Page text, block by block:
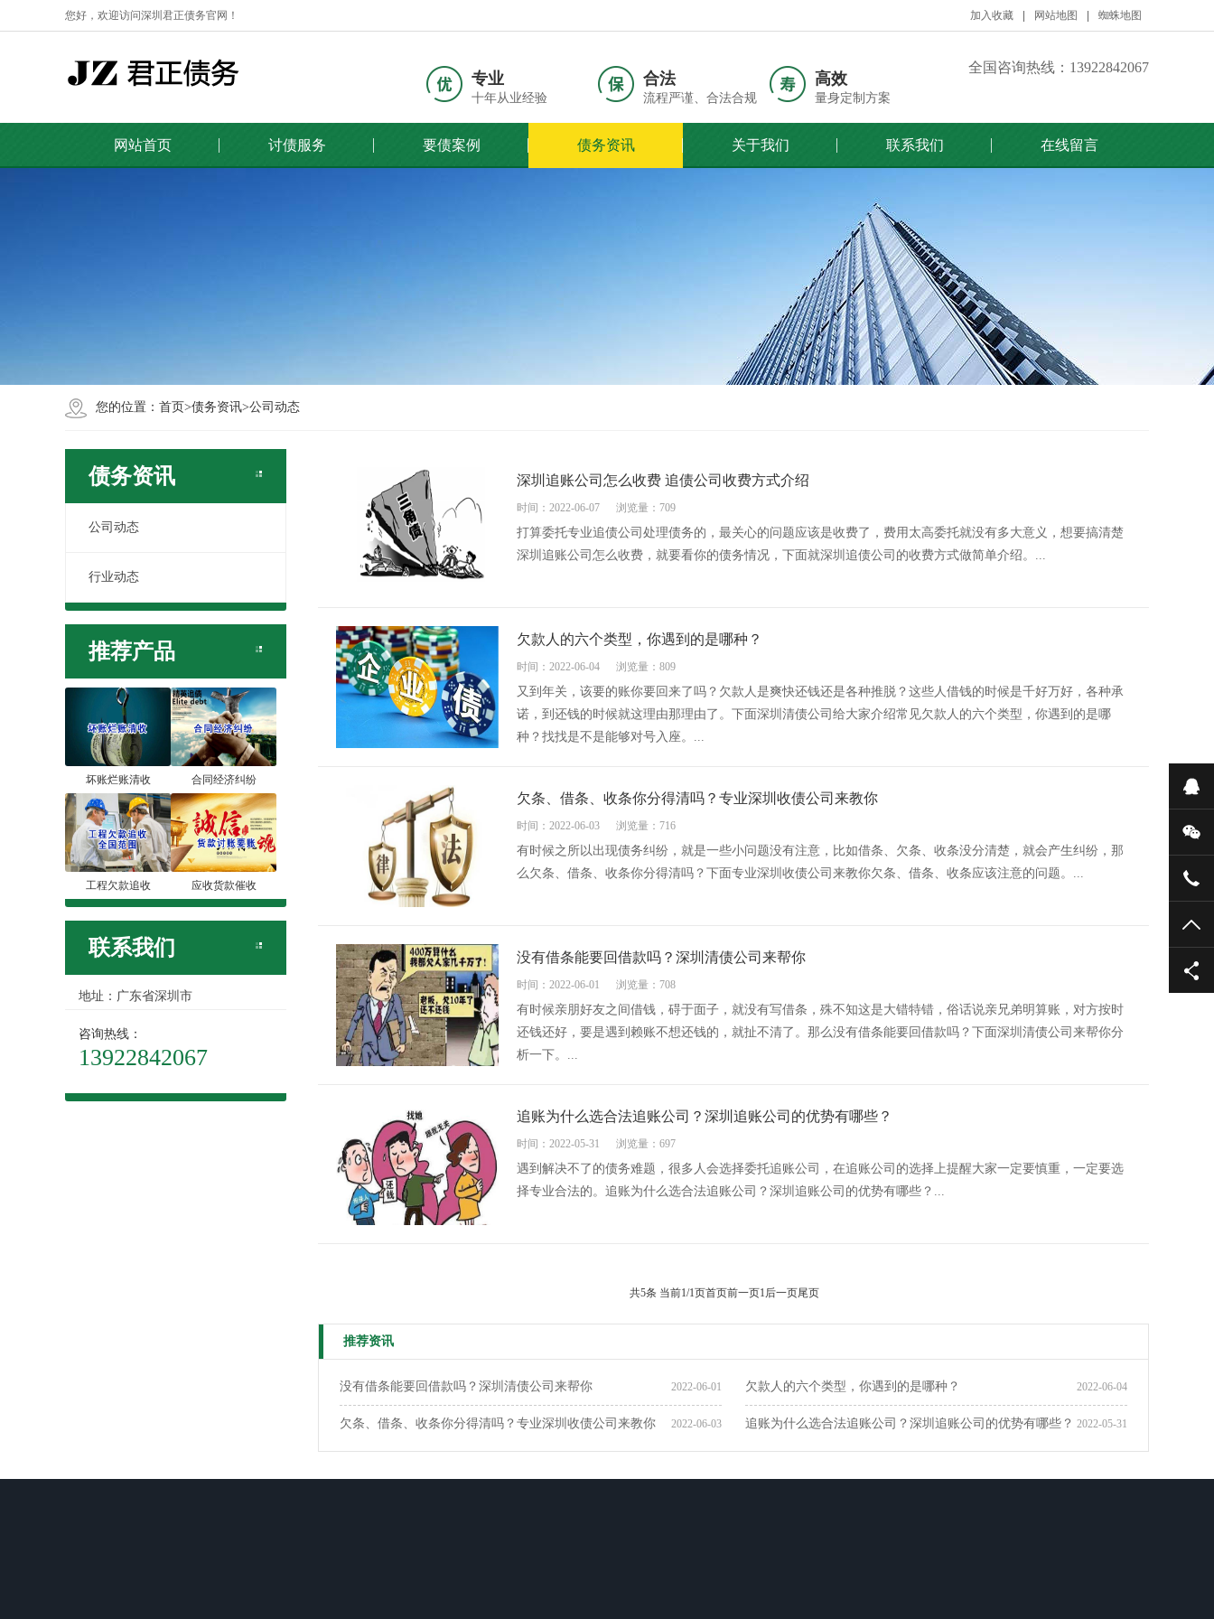
加入收藏 网站地图 蜘蛛地图
您好，欢迎访问深圳君正债务官网！
专业
十年从业经验
合法
流程严谨、合法合规
高效
量身定制方案
全国咨询热线：13922842067
网站首页 讨债服务 要债案例 债务资讯 关于我们 联系我们 在线留言
您的位置： 首页>债务资讯>公司动态
债务资讯
公司动态
行业动态
推荐产品
坏账烂账清收 合同经济纠纷
工程欠款追收 应收货款催收
联系我们
地址：广东省深圳市
咨询热线：
13922842067
深圳追账公司怎么收费 追债公司收费方式介绍
时间：2022-06-07 浏览量：709
打算委托专业追债公司处理债务的，最关心的问题应该是收费了，费用太高委托就没有多大意义，想要搞清楚
深圳追账公司怎么收费，就要看你的债务情况，下面就深圳追债公司的收费方式做简单介绍。...
欠款人的六个类型，你遇到的是哪种？
时间：2022-06-04 浏览量：809
又到年关，该要的账你要回来了吗？欠款人是爽快还钱还是各种推脱？这些人借钱的时候是千好万好，各种承
诺，到还钱的时候就这理由那理由了。下面深圳清债公司给大家介绍常见欠款人的六个类型，你遇到的是哪
种？找找是不是能够对号入座。...
欠条、借条、收条你分得清吗？专业深圳收债公司来教你
时间：2022-06-03 浏览量：716
有时候之所以出现债务纠纷，就是一些小问题没有注意，比如借条、欠条、收条没分清楚，就会产生纠纷，那
么欠条、借条、收条你分得清吗？下面专业深圳收债公司来教你欠条、借条、收条应该注意的问题。...
没有借条能要回借款吗？深圳清债公司来帮你
时间：2022-06-01 浏览量：708
有时候亲朋好友之间借钱，碍于面子，就没有写借条，殊不知这是大错特错，俗话说亲兄弟明算账，对方按时
还钱还好，要是遇到赖账不想还钱的，就扯不清了。那么没有借条能要回借款吗？下面深圳清债公司来帮你分
析一下。...
追账为什么选合法追账公司？深圳追账公司的优势有哪些？
时间：2022-05-31 浏览量：697
遇到解决不了的债务难题，很多人会选择委托追账公司，在追账公司的选择上提醒大家一定要慎重，一定要选
择专业合法的。追账为什么选合法追账公司？深圳追账公司的优势有哪些？...
共5条 当前1/1页首页前一页1后一页尾页
推荐资讯
2022-06-01
没有借条能要回借款吗？深圳清债公司来帮你 2022-06-04
欠款人的六个类型，你遇到的是哪种？
2022-06-03
欠条、借条、收条你分得清吗？专业深圳收债公司来教你 2022-05-31
追账为什么选合法追账公司？深圳追账公司的优势有哪些？
在
微